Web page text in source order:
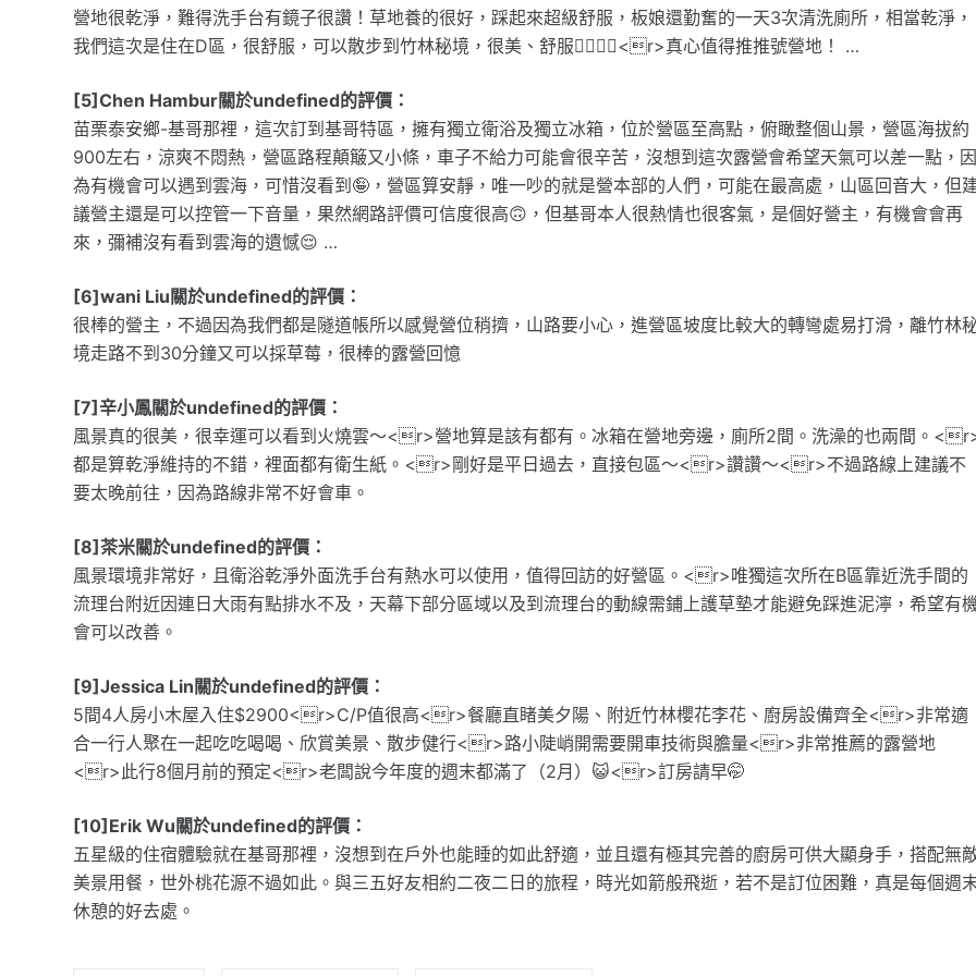
營地很乾淨，難得洗手台有鏡子很讚！草地養的很好，踩起來超級舒服，板娘還勤奮的一天3次清洗廁所，相當乾淨，
我們這次是住在D區，很舒服，可以散步到竹林秘境，很美、舒服👍🏻👍🏻<r>真心值得推推號營地！ …
[5]Chen Hambur關於undefined的評價：
苗栗泰安鄉-基哥那裡，這次訂到基哥特區，擁有獨立衛浴及獨立冰箱，位於營區至高點，俯瞰整個山景，營區海拔約
900左右，涼爽不悶熱，營區路程顛簸又小條，車子不給力可能會很辛苦，沒想到這次露營會希望天氣可以差一點，因
為有機會可以遇到雲海，可惜沒看到🤪，營區算安靜，唯一吵的就是營本部的人們，可能在最高處，山區回音大，但
議營主還是可以控管一下音量，果然網路評價可信度很高🙃，但基哥本人很熱情也很客氣，是個好營主，有機會會再
來，彌補沒有看到雲海的遺憾😌 …
[6]wani Liu關於undefined的評價：
很棒的營主，不過因為我們都是隧道帳所以感覺營位稍擠，山路要小心，進營區坡度比較大的轉彎處易打滑，離竹林
境走路不到30分鐘又可以採草莓，很棒的露營回憶
[7]辛小鳳關於undefined的評價：
風景真的很美，很幸運可以看到火燒雲～<r>營地算是該有都有。冰箱在營地旁邊，廁所2間。洗澡的也兩間。
都是算乾淨維持的不錯，裡面都有衛生紙。<r>剛好是平日過去，直接包區～<r>讚讚～<r>不過路線上建議不
要太晚前往，因為路線非常不好會車。
[8]茶米關於undefined的評價：
風景環境非常好，且衛浴乾淨外面洗手台有熱水可以使用，值得回訪的好營區。<r>唯獨這次所在B區靠近洗手間的
流理台附近因連日大雨有點排水不及，天幕下部分區域以及到流理台的動線需鋪上護草墊才能避免踩進泥濘，希望有
會可以改善。
[9]Jessica Lin關於undefined的評價：
5間4人房小木屋入住$2900<r>C/P值很高<r>餐廳直睹美夕陽、附近竹林櫻花李花、廚房設備齊全<r>非常適
合一行人聚在一起吃吃喝喝、欣賞美景、散步健行<r>路小陡峭開需要開車技術與膽量<r>非常推薦的露營地
<r>此行8個月前的預定<r>老闆說今年度的週末都滿了（2月）😺<r>訂房請早🤭
[10]Erik Wu關於undefined的評價：
五星級的住宿體驗就在基哥那裡，沒想到在戶外也能睡的如此舒適，並且還有極其完善的廚房可供大顯身手，搭配無
美景用餐，世外桃花源不過如此。與三五好友相約二夜二日的旅程，時光如箭般飛逝，若不是訂位困難，真是每個週
休憩的好去處。